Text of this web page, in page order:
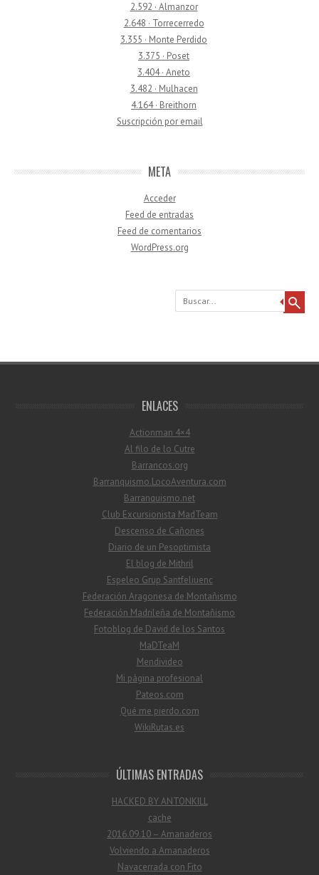
2.592 · Almanzor
2.648 · Torrecerredo
3.355 · Monte Perdido
3.375 · Poset
3.404 · Aneto
3.482 · Mulhacen
4.164 · Breithorn
Suscripción por email
META
Acceder
Feed de entradas
Feed de comentarios
WordPress.org
Buscar
ENLACES
Actionman 4×4
Al filo de lo Cutre
Barrancos.org
Barranquismo.LocoAventura.com
Barranquismo.net
Club Excursionista MadTeam
Descenso de Cañones
Diario de un Pesoptimista
El blog de Mithril
Espeleo Grup Santfeliuenc
Federación Aragonesa de Montañismo
Federación Madrileña de Montañismo
Fotoblog de David de los Santos
MaDTeaM
Mendivideo
Mi página profesional
Pateos.com
Qué me pierdo.com
WikiRutas.es
ÚLTIMAS ENTRADAS
HACKED BY ANTONKILL
cache
2016.09.10 – Amanaderos
Volviendo a Amanaderos
Navacerrada con Fito